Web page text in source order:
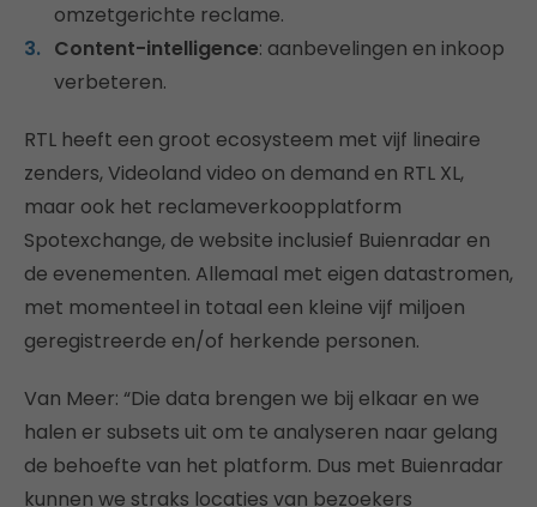
omzetgerichte reclame.
Content-intelligence: aanbevelingen en inkoop
verbeteren.
RTL heeft een groot ecosysteem met vijf lineaire
zenders, Videoland video on demand en RTL XL,
maar ook het reclameverkoopplatform
Spotexchange, de website inclusief Buienradar en
de evenementen. Allemaal met eigen datastromen,
met momenteel in totaal een kleine vijf miljoen
geregistreerde en/of herkende personen.
Van Meer: “Die data brengen we bij elkaar en we
halen er subsets uit om te analyseren naar gelang
de behoefte van het platform. Dus met Buienradar
kunnen we straks locaties van bezoekers